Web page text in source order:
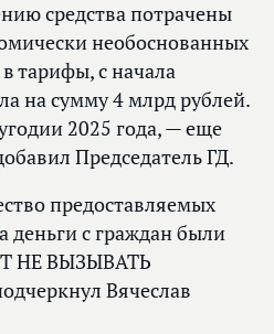
средства потрачены
необоснованных
тарифы, с начала
на сумму 4 млрд рублей.
2025 года, — еще
Председатель ГД.
предоставляемых
деньги с граждан были
НЕ ВЫЗЫВАТЬ
Вячеслав